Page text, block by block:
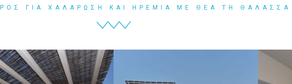
ΓΙΑ ΧΑΛΑΡΩΣΗ ΚΑΙ ΗΡΕΜΙΑ ΜΕ ΘΕΑ ΤΗ ΘΑΛΑΣΣΑ